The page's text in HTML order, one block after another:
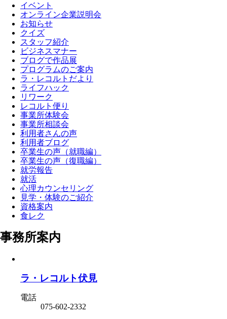
イベント
オンライン企業説明会
お知らせ
クイズ
スタッフ紹介
ビジネスマナー
ブログで作品展
プログラムのご案内
ラ・レコルトだより
ライフハック
リワーク
レコルト便り
事業所体験会
事業所相談会
利用者さんの声
利用者ブログ
卒業生の声（就職編）
卒業生の声（復職編）
就労報告
就活
心理カウンセリング
見学・体験のご紹介
資格案内
食レク
事務所案内
ラ・レコルト伏見
電話
075-602-2332